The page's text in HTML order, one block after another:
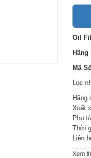
Oil
Mã
Lọc
Hãng
Xuất
Phụ
Thời
Liên
Xem